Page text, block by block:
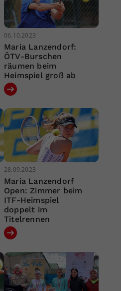
06.10.2023
Maria Lanzendorf:
ÖTV-Burschen
räumen beim
Heimspiel groß ab
28.09.2023
Maria Lanzendorf
Open: Zimmer beim
ITF-Heimspiel
doppelt im
Titelrennen